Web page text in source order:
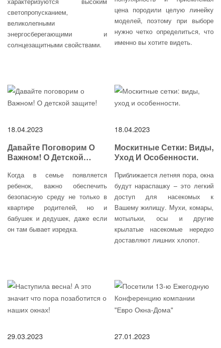
светопропусканием,
великолепными
энергосберегающими и
солнцезащитными свойствами.
цена породили целую линейку
моделей, поэтому при выборе
нужно четко определиться, что
именно вы хотите видеть.
18.04.2023
Давайте Поговорим О
Важном! О Детской
Когда в семье появляется
ребенок, важно обеспечить
безопасную среду не только в
квартире родителей, но и
бабушек и дедушек, даже если
он там бывает изредка.
18.04.2023
Москитные Сетки: Виды,
Уход И Особенности.
Приближается летняя пора, окна
будут нараспашку – это легкий
доступ для насекомых к
Вашему жилищу. Мухи, комары,
мотыльки, осы и другие
крылатые насекомые нередко
доставляют лишних хлопот.
29.03.2023 27.01.2023